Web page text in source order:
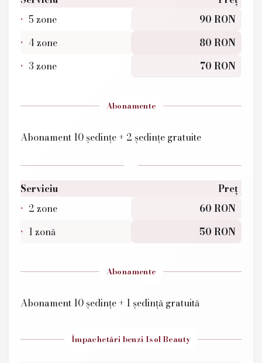
5 zone
90 RON
4 zone
80 RON
3 zone
70 RON
Abonamente
Abonament 10 ședințe + 2 ședințe gratuite
Serviciu
Preț
2 zone
60 RON
1 zonă
50 RON
Abonamente
Abonament 10 ședințe + 1 ședință gratuită
Împachetări benzi Isol Beauty